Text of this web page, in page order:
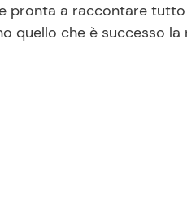
pronta a raccontare tutto
quello che è successo la